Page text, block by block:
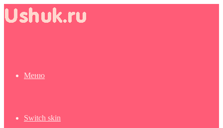
Меню
Switch skin